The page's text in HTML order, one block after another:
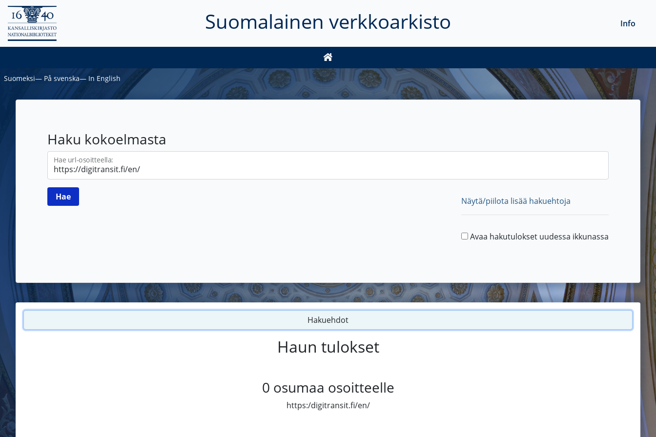
Suomalainen verkkoarkisto Info
Suomeksi― På svenska― In English
Haku kokoelmasta
Hae url-osoitteella:
Näytä/piilota lisää hakuehtoja
Avaa hakutulokset uudessa ikkunassa
Hakuehdot
Haun tulokset
0 osumaa osoitteelle
https:/digitransit.fi/en/